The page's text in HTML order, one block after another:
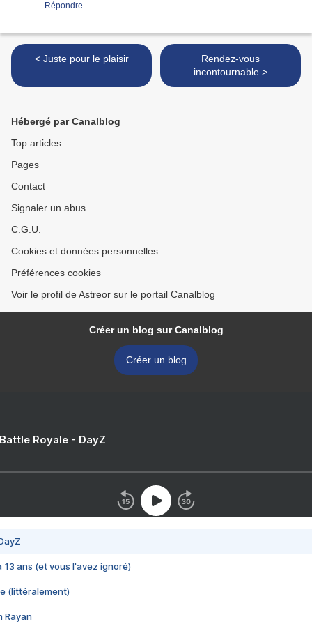
Répondre
< Juste pour le plaisir
Rendez-vous
incontournable >
Hébergé par Canalblog
Top articles
Pages
Contact
Signaler un abus
C.G.U.
Cookies et données personnelles
Préférences cookies
Voir le profil de Astreor sur le portail Canalblog
Créer un blog sur Canalblog
Créer un blog
Royale - DayZ
13 ans (et vous l'avez ignoré)
(littéralement)
Rayan